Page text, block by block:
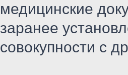
медицинские
заранее
совокупности с